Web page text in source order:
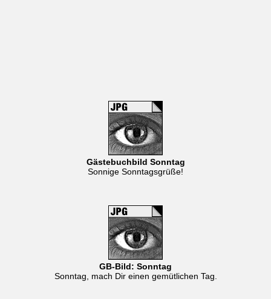
Gästebuchbild Sonntag
Sonnige Sonntagsgrüße!
GB-Bild: Sonntag
Sonntag, mach Dir einen gemütlichen Tag.